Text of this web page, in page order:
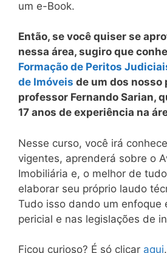
um e-Book.
Então, se você quiser se
nessa área, sugiro que
Formação de Peritos
de Imóveis de um dos nosso
professor Fernando Sarian,
17 anos de experiência na
Nesse curso, você irá
vigentes, aprenderá sobre o
Imobiliária e, o melhor de
elaborar seu próprio laudo
Tudo isso dando um enfoque
pericial e nas legislações de
Ficou curioso? É só clicar aqui.